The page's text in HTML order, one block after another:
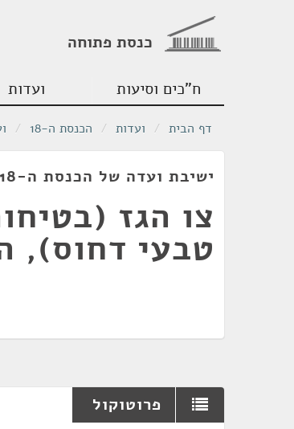
כנסת פתוחה
ח"כים וסיעות ועדות
דף הבית / ועדות / הכנסת ה-18 /
ישיבת ועדה של הכנסת ה-18 מתאריך 10/02/2010
צו הגז
טבעי דחוס),
פרוטוקול